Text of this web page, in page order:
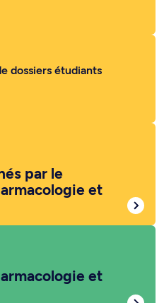
dossiers étudiants
par le
et
et